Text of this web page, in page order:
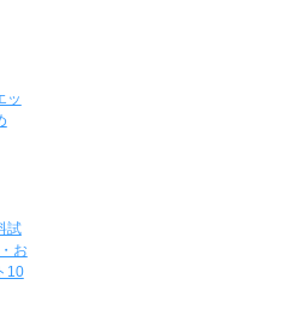
ッ
試
お
10